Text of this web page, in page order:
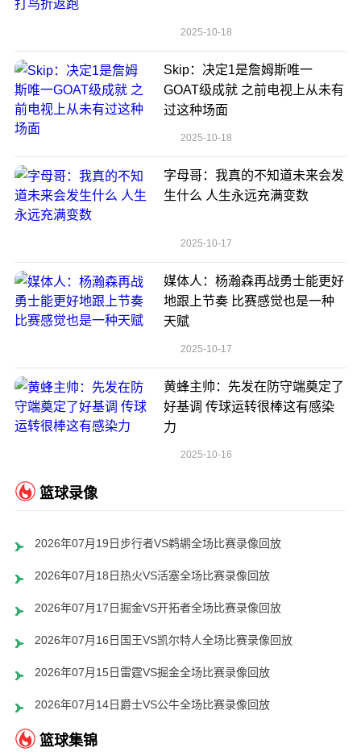
2025-10-18
Skip：决定1是詹姆斯唯一
GOAT级成就 之前电视上从未有
过这种场面
2025-10-18
字母哥：我真的不知道未来会发
生什么 人生永远充满变数
2025-10-17
媒体人：杨瀚森再战勇士能更好
地跟上节奏 比赛感觉也是一种
天赋
2025-10-17
黄蜂主帅：先发在防守端奠定了
好基调 传球运转很棒这有感染
力
2025-10-16
篮球录像
2026年07月19日步行者VS鹈鹕全场比赛录像回放
2026年07月18日热火VS活塞全场比赛录像回放
2026年07月17日掘金VS开拓者全场比赛录像回放
2026年07月16日国王VS凯尔特人全场比赛录像回放
2026年07月15日雷霆VS掘金全场比赛录像回放
2026年07月14日爵士VS公牛全场比赛录像回放
篮球集锦